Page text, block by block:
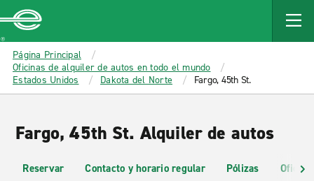
MAIN
CONTENT
Enterprise
Página Principal
Oficinas de alquiler de autos en todo el mundo
Estados Unidos
Dakota del Norte Fargo, 45th St.
Fargo, 45th St. Alquiler de autos
Reservar Contacto y horario regular Pólizas